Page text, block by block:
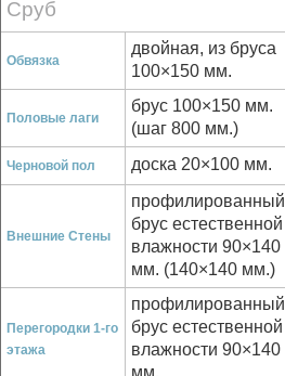
Сруб
Обвязка
двойная, из бруса
100×150 мм.
Половые лаги
брус 100×150 мм.
(шаг 800 мм.)
Черновой пол доска 20×100 мм.
Внешние Стены
профилированный
брус естественной
влажности 90×140
мм. (140×140 мм.)
Перегородки 1-го
этажа
профилированный
брус естественной
влажности 90×140
мм.